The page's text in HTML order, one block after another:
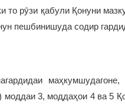
то рӯзи қабули Қонуни
пешбинишуда содир
моддаи 3, моддаҳои 4 ва 5